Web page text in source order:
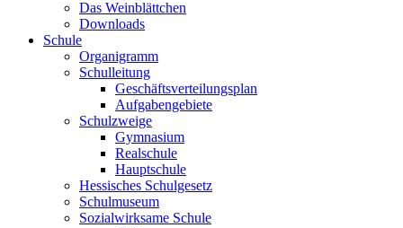
Das Weinblättchen
Downloads
Schule
Organigramm
Schulleitung
Geschäftsverteilungsplan
Aufgabengebiete
Schulzweige
Gymnasium
Realschule
Hauptschule
Hessisches Schulgesetz
Schulmuseum
Sozialwirksame Schule